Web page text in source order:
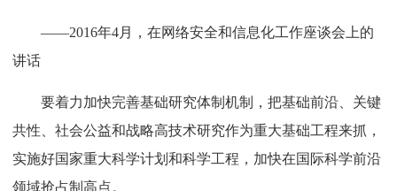
——2016年4月，在网络安全和信息化工作座谈会上的
讲话
要着力加快完善基础研究体制机制，把基础前沿、关键
共性、社会公益和战略高技术研究作为重大基础工程来抓，
实施好国家重大科学计划和科学工程，加快在国际科学前沿
领域抢占制高点。